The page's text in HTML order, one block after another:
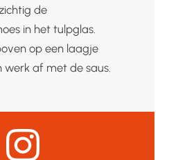
de
in het tulpglas.
op een laagje
werk af met de saus.